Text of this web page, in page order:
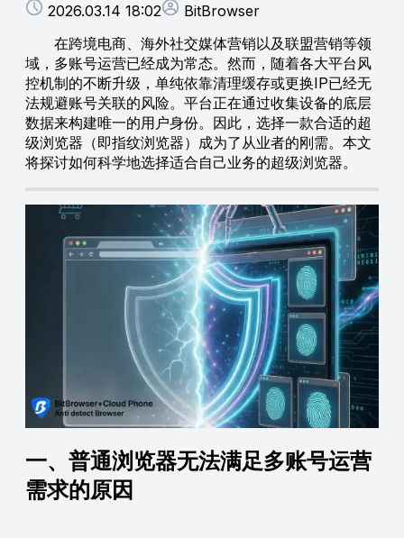
2026.03.14 18:02
BitBrowser
在跨境电商、海外社交媒体营销以及联盟营销等领
域，多账号运营已经成为常态。然而，随着各大平台风
控机制的不断升级，单纯依靠清理缓存或更换IP已经无
法规避账号关联的风险。平台正在通过收集设备的底层
数据来构建唯一的用户身份。因此，选择一款合适的超
级浏览器（即指纹浏览器）成为了从业者的刚需。本文
将探讨如何科学地选择适合自己业务的超级浏览器。
一、普通浏览器无法满足多账号运营
需求的原因